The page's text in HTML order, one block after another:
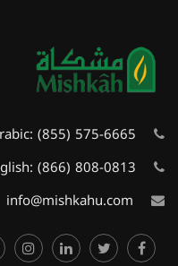
(855) 575-6665
(866) 808-0813
info@mishkahu.com